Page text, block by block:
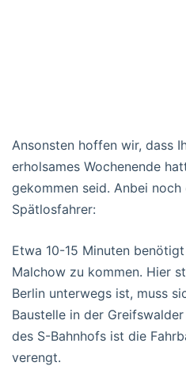
Ansonsten hoffen wir, dass
erholsames Wochenende
gekommen seid. Anbei
Spätlosfahrer:
Etwa 10-15 Minuten
Malchow zu kommen. Hier
Berlin unterwegs ist, muss
Baustelle in der
des S-Bahnhofs ist die
verengt.